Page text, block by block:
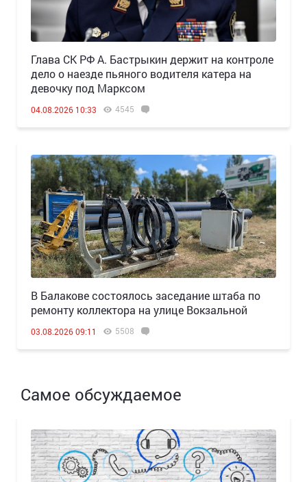
Глава СК РФ А. Бастрыкин держит на контроле
дело о наезде пьяного водителя катера на
девочку под Марксом
04.08.2026 10:33 4545
В Балакове состоялось заседание штаба по
ремонту коллектора на улице Вокзальной
03.08.2026 09:11 5508
Самое обсуждаемое